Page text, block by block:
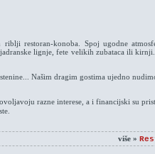
restoran-konoba. Spoj ugodne
lignje, fete velikih zubataca ili
Našim dragim gostima ujedno
razne interese, a i financijski su
više »